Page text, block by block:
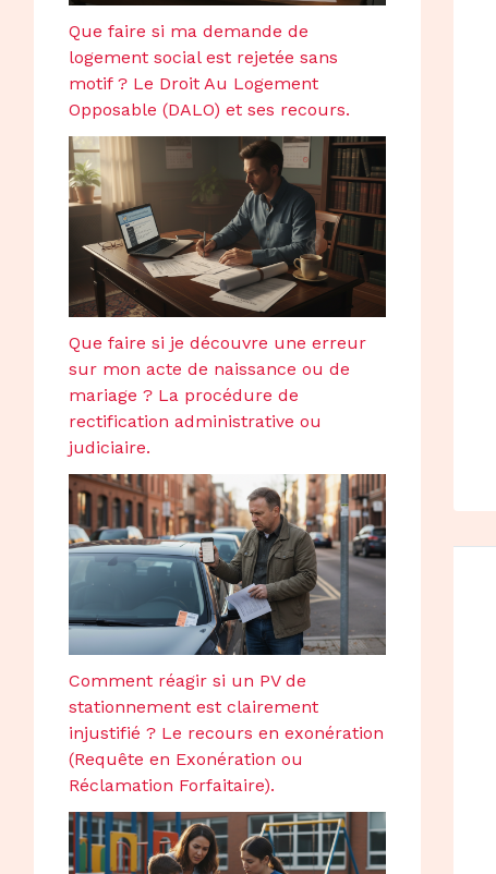
Que faire si ma demande de
logement social est rejetée sans
motif ? Le Droit Au Logement
Opposable (DALO) et ses recours.
Que faire si je découvre une erreur
sur mon acte de naissance ou de
mariage ? La procédure de
rectification administrative ou
judiciaire.
Comment réagir si un PV de
stationnement est clairement
injustifié ? Le recours en exonération
(Requête en Exonération ou
Réclamation Forfaitaire).